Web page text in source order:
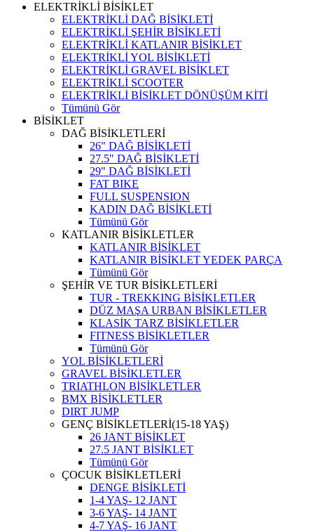
ELEKTRİKLİ BİSİKLET
ELEKTRİKLİ DAĞ BİSİKLETİ
ELEKTRİKLİ ŞEHİR BİSİKLETİ
ELEKTRİKLİ KATLANIR BİSİKLET
ELEKTRİKLİ YOL BİSİKLETİ
ELEKTRİKLİ GRAVEL BİSİKLET
ELEKTRİKLİ SCOOTER
ELEKTRİKLİ BİSİKLET DÖNÜŞÜM KİTİ
Tümünü Gör
BİSİKLET
DAĞ BİSİKLETLERİ
26" DAĞ BİSİKLETİ
27.5" DAĞ BİSİKLETİ
29" DAĞ BİSİKLETİ
FAT BIKE
FULL SUSPENSION
KADIN DAĞ BİSİKLETİ
Tümünü Gör
KATLANIR BİSİKLETLER
KATLANIR BİSİKLET
KATLANIR BİSİKLET YEDEK PARÇA
Tümünü Gör
ŞEHİR VE TUR BİSİKLETLERİ
TUR - TREKKING BİSİKLETLER
DÜZ MAŞA URBAN BİSİKLETLER
KLASİK TARZ BİSİKLETLER
FITNESS BİSİKLETLER
Tümünü Gör
YOL BİSİKLETLERİ
GRAVEL BİSİKLETLER
TRIATHLON BİSİKLETLER
BMX BİSİKLETLER
DIRT JUMP
GENÇ BİSİKLETLERİ(15-18 YAŞ)
26 JANT BİSİKLET
27.5 JANT BİSİKLET
Tümünü Gör
ÇOCUK BİSİKLETLERİ
DENGE BİSİKLETİ
1-4 YAŞ- 12 JANT
3-6 YAŞ- 14 JANT
4-7 YAŞ- 16 JANT